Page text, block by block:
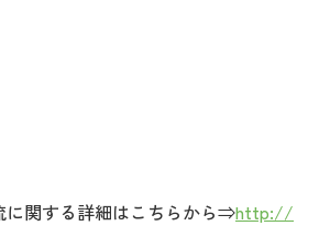
に関する詳細はこちらから⇒http://